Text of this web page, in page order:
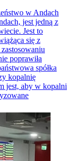
w Andach
jest jedną z
Jest to
się z
poprawiła
spółka
kopalnię
jest, aby w kopalni